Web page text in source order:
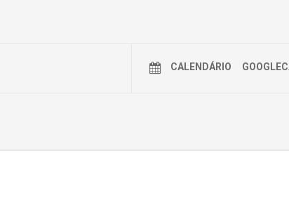
CALENDÁRIO